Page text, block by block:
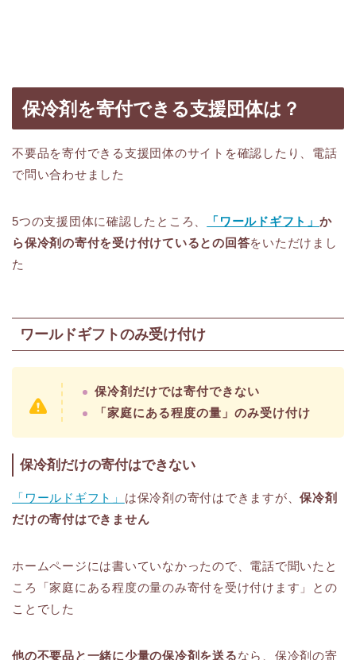
保冷剤を寄付できる支援団体は？
不要品を寄付できる支援団体のサイトを確認したり、電話
で問い合わせました
5つの支援団体に確認したところ、 「ワールドギフト」か
ら保冷剤の寄付を受け付けているとの回答をいただけまし
た
ワールドギフトのみ受け付け
保冷剤だけでは寄付できない
「家庭にある程度の量」のみ受け付け
保冷剤だけの寄付はできない
「ワールドギフト」 は保冷剤の寄付はできますが、保冷剤
だけの寄付はできません
ホームページには書いていなかったので、電話で聞いたと
ころ「家庭にある程度の量のみ寄付を受け付けます」との
ことでした
他の不要品と一緒に少量の保冷剤を送るなら、保冷剤の寄